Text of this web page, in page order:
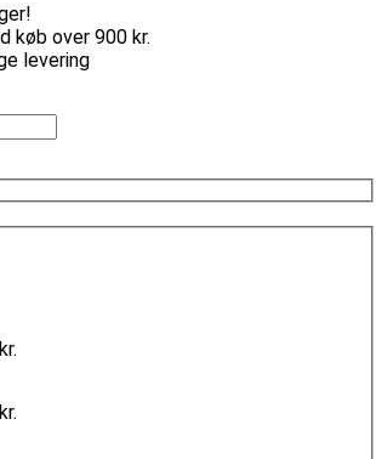
køb over 900 kr.
levering